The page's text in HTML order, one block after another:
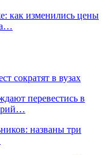
как изменились цены
сократят в вузах
перевестись в
названы три